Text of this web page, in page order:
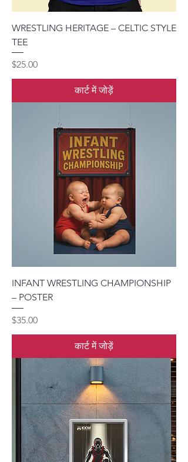
WRESTLING HERITAGE – CELTIC STYLE
TEE
मूल्य
$25.00
कार्ट में जोड़ें
INFANT WRESTLING CHAMPIONSHIP
– POSTER
मूल्य
$35.00
कार्ट में जोड़ें